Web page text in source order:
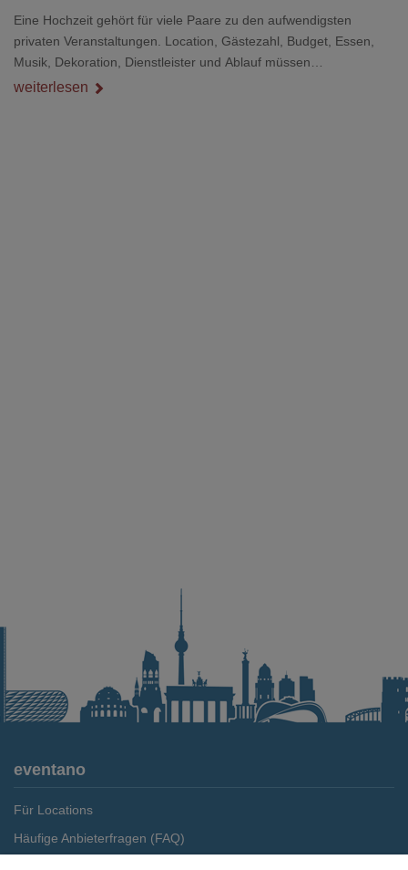
Eine Hochzeit gehört für viele Paare zu den aufwendigsten
privaten Veranstaltungen. Location, Gästezahl, Budget, Essen,
Musik, Dekoration, Dienstleister und Ablauf müssen
zusammenpassen, damit der Tag gut organisiert ist und trotzdem
weiterlesen
eventano
Für Locations
Häufige Anbieterfragen (FAQ)